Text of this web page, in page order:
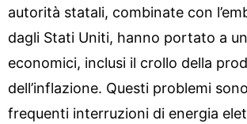
autorità statali, combinate con
dagli Stati Uniti, hanno portato a
economici, inclusi il crollo della
dell’inflazione. Questi problemi
frequenti interruzioni di energia